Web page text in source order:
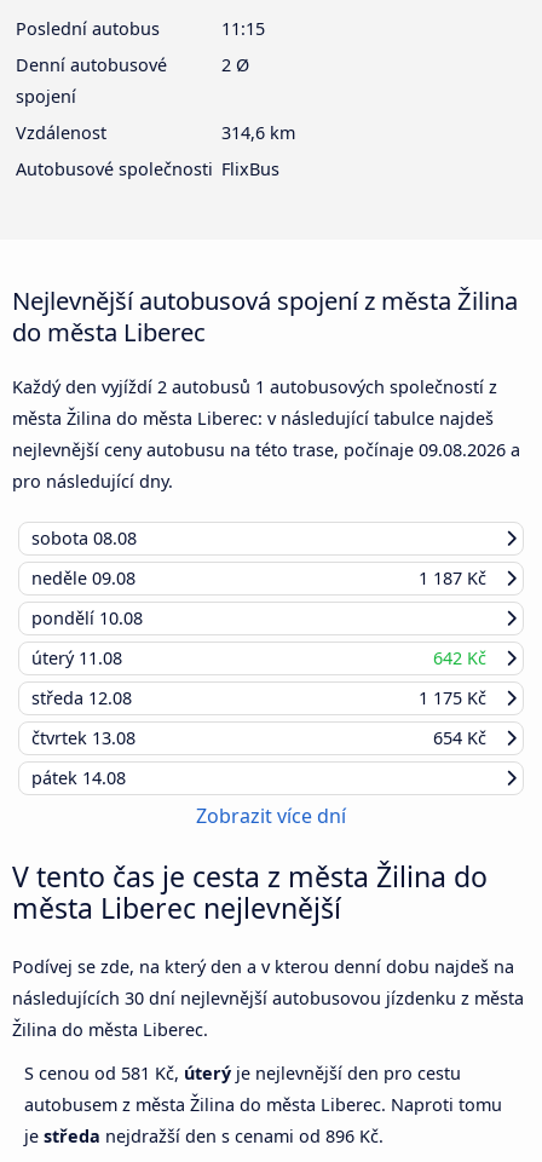
Poslední autobus
11:15
Denní autobusové
spojení
2 Ø
Vzdálenost
314,6 km
Autobusové společnosti FlixBus
Nejlevnější autobusová spojení z města Žilina
do města Liberec
Každý den vyjíždí 2 autobusů 1 autobusových společností z
města Žilina do města Liberec: v následující tabulce najdeš
nejlevnější ceny autobusu na této trase, počínaje 09.08.2026 a
pro následující dny.
sobota 08.08
neděle 09.08
1 187 Kč
pondělí 10.08
úterý 11.08
642 Kč
středa 12.08
1 175 Kč
čtvrtek 13.08
654 Kč
pátek 14.08
Zobrazit více dní
V tento čas je cesta z města Žilina do
města Liberec nejlevnější
Podívej se zde, na který den a v kterou denní dobu najdeš na
následujících 30 dní nejlevnější autobusovou jízdenku z města
Žilina do města Liberec.
S cenou od 581 Kč, úterý je nejlevnější den pro cestu
autobusem z města Žilina do města Liberec. Naproti tomu
je středa nejdražší den s cenami od 896 Kč.